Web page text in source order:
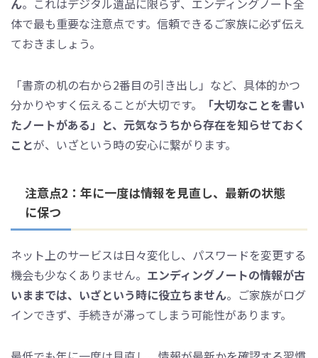
体で最も重要な注意点です。信頼できるご家族に必ず伝え
ておきましょう。
「書斎の机の右から2番目の引き出し」など、具体的かつ
分かりやすく伝えることが大切です。
「大切なことを書い
たノートがある」と、元気なうちから存在を知らせておく
ことが、いざという時の安心に繋がります。
注意点2：年に一度は情報を見直し、最新の状態
に保つ
ネット上のサービスは日々変化し、パスワードを変更する
機会も少なくありません。 エンディングノートの情報が古
いままでは、いざという時に役立ちません。ご家族がログ
インできず、手続きが滞ってしまう可能性があります。